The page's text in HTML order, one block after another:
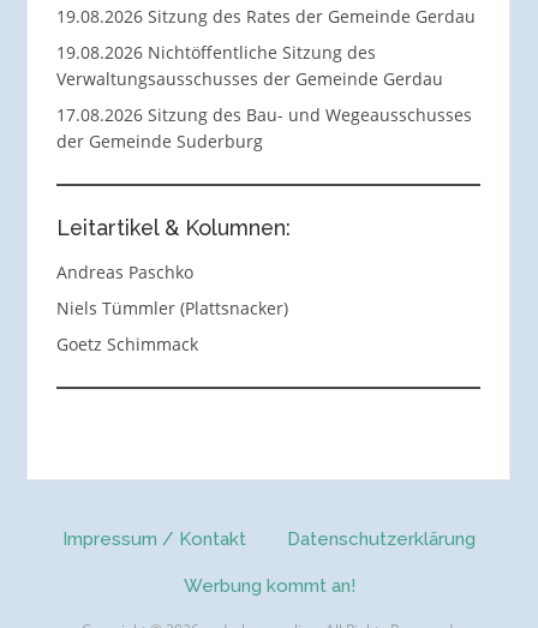
19.08.2026 Sitzung des Rates der Gemeinde Gerdau
19.08.2026 Nichtöffentliche Sitzung des
Verwaltungsausschusses der Gemeinde Gerdau
17.08.2026 Sitzung des Bau- und Wegeausschusses
der Gemeinde Suderburg
Leitartikel & Kolumnen:
Andreas Paschko
Niels Tümmler (Plattsnacker)
Goetz Schimmack
Impressum / Kontakt Datenschutzerklärung
Werbung kommt an!